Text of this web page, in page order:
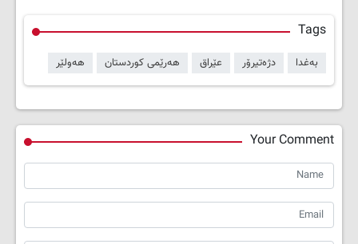
Tags
بەغدا دژەتیرۆر عێراق هەرێمی کوردستان هەولێر
Your Comment